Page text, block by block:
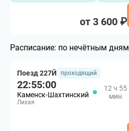
от 3 600 ₽
Расписание: по нечётным дням
Поезд 227Й проходящий
22:55:00
Каменск-Шахтинский
Лихая
12 ч 55
мин